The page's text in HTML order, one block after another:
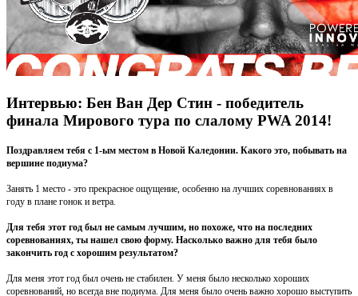
Интервью: Бен Ван Дер Стин - победитель
финала Мирового тура по слалому PWA 2014!
Поздравляем тебя с 1-ым местом в Новой Каледонии. Какого это, побывать на
вершине подиума?
Занять 1 место - это прекрасное ощущение, особенно на лучших соревнованиях в
году в плане гонок и ветра.
Для тебя этот год был не самым лучшим, но похоже, что на последних
соревнованиях, ты нашел свою форму. Насколько важно для тебя было
закончить год с хорошим результатом?
Для меня этот год был очень не стабилен. У меня было несколько хороших
соревнований, но всегда вне подиума. Для меня было очень важно хорошо выступить